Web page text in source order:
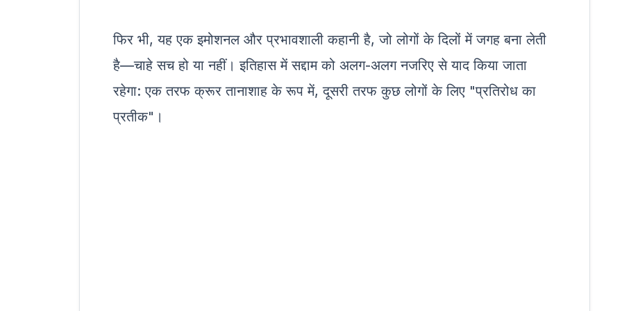
फिर भी, यह एक इमोशनल और प्रभावशाली कहानी है, जो लोगों के दिलों में जगह बना लेती
है—चाहे सच हो या नहीं। इतिहास में सद्दाम को अलग-अलग नजरिए से याद किया जाता
रहेगा: एक तरफ क्रूर तानाशाह के रूप में, दूसरी तरफ कुछ लोगों के लिए "प्रतिरोध का
प्रतीक"।